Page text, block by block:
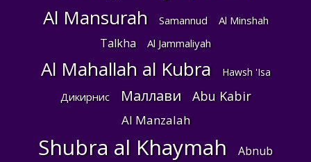
Al Mansurah Samannud Al Minshah
Talkha Al Jammaliyah
Al Mahallah al Kubra Hawsh 'Isa
Дикирнис Маллави Abu Kabir
Al Manzalah
Shubra al Khaymah Abnub